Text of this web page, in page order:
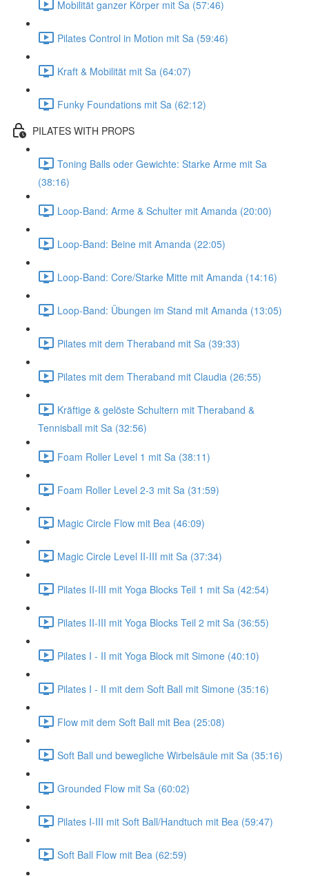
Mobilität ganzer Körper mit Sa (57:46)
Pilates Control in Motion mit Sa (59:46)
Kraft & Mobilität mit Sa (64:07)
Funky Foundations mit Sa (62:12)
PILATES WITH PROPS
Toning Balls oder Gewichte: Starke Arme mit Sa
(38:16)
Loop-Band: Arme & Schulter mit Amanda (20:00)
Loop-Band: Beine mit Amanda (22:05)
Loop-Band: Core/Starke Mitte mit Amanda (14:16)
Loop-Band: Übungen im Stand mit Amanda (13:05)
Pilates mit dem Theraband mit Sa (39:33)
Pilates mit dem Theraband mit Claudia (26:55)
Kräftige & gelöste Schultern mit Theraband &
Tennisball mit Sa (32:56)
Foam Roller Level 1 mit Sa (38:11)
Foam Roller Level 2-3 mit Sa (31:59)
Magic Circle Flow mit Bea (46:09)
Magic Circle Level II-III mit Sa (37:34)
Pilates II-III mit Yoga Blocks Teil 1 mit Sa (42:54)
Pilates II-III mit Yoga Blocks Teil 2 mit Sa (36:55)
Pilates I - II mit Yoga Block mit Simone (40:10)
Pilates I - II mit dem Soft Ball mit Simone (35:16)
Flow mit dem Soft Ball mit Bea (25:08)
Soft Ball und bewegliche Wirbelsäule mit Sa (35:16)
Grounded Flow mit Sa (60:02)
Pilates I-III mit Soft Ball/Handtuch mit Bea (59:47)
Soft Ball Flow mit Bea (62:59)